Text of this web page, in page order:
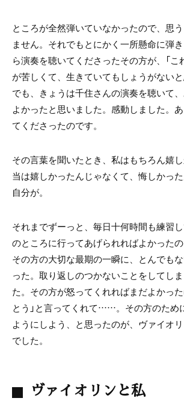
ところが全然弾いていなかったので、思
ません。それでもとにかく一所懸命に弾
ら演奏を聴いてくださったその方が、「こ
が苦しくて、生きていてもしょうがないと
でも、きょうは千住さんの演奏を聴いて
よかったと思いました。感動しました。あ
てくださったのです。
その言葉を聞いたとき、私はもちろん嬉
当は嬉しかったんじゃなくて、悔しかっ
自分が。
それまでずーっと、毎日十何時間も練習
のところに行ってあげられればよかった
その方の大切な最期の一瞬に、とんでも
った。取り返しのつかないことをしてし
た。その方が怒ってくれればまだよかっ
とう」と言ってくれて……。その方のため
ようにしよう、と思ったのが、ヴァイオ
でした。
ヴァイオリンと私